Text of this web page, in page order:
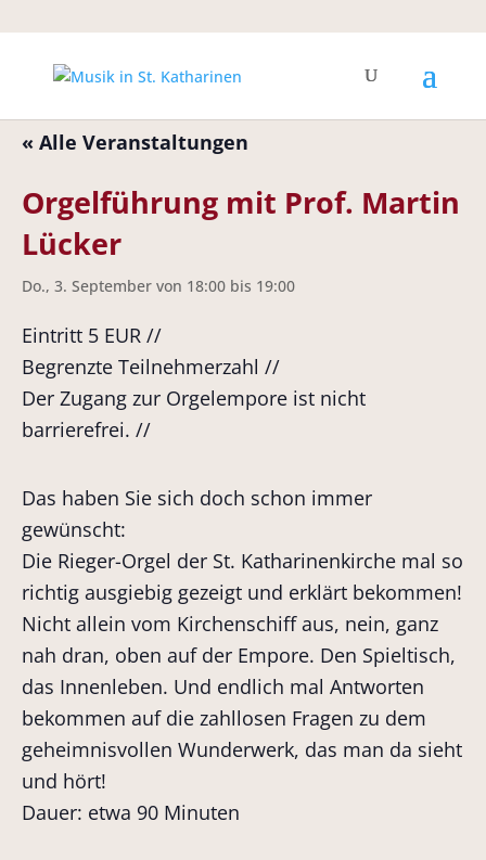
« Alle Veranstaltungen
Orgelführung mit Prof. Martin
Lücker
Do., 3. September von 18:00 bis 19:00
Eintritt 5 EUR //
Begrenzte Teilnehmerzahl //
Der Zugang zur Orgelempore ist nicht
barrierefrei. //
Das haben Sie sich doch schon immer
gewünscht:
Die Rieger-Orgel der St. Katharinenkirche mal so
richtig ausgiebig gezeigt und erklärt bekommen!
Nicht allein vom Kirchenschiff aus, nein, ganz
nah dran, oben auf der Empore. Den Spieltisch,
das Innenleben. Und endlich mal Antworten
bekommen auf die zahllosen Fragen zu dem
geheimnisvollen Wunderwerk, das man da sieht
und hört!
Dauer: etwa 90 Minuten